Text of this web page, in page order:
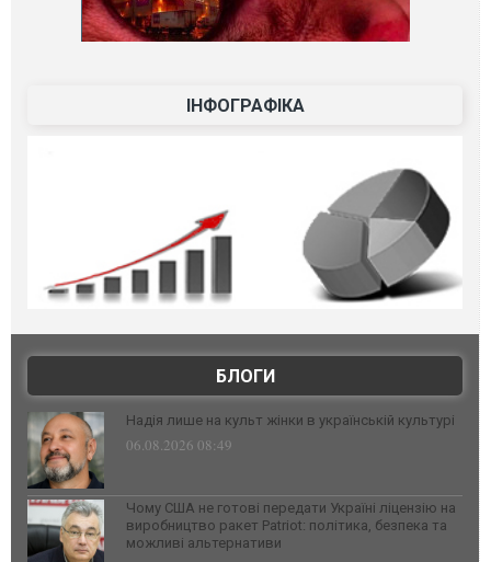
ІНФОГРАФІКА
БЛОГИ
Надія лише на культ жінки в українській культурі
06.08.2026 08:49
Чому США не готові передати Україні ліцензію на
виробництво ракет Patriot: політика, безпека та
можливі альтернативи